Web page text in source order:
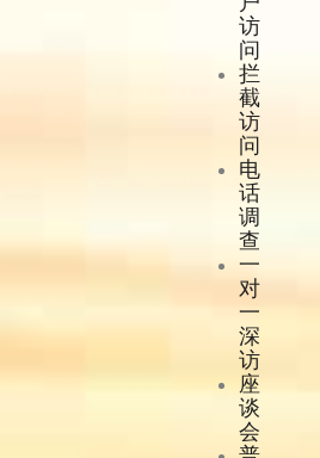
访
问
拦
截
访
问
电
话
调
查
一
对
一
深
访
座
谈
会